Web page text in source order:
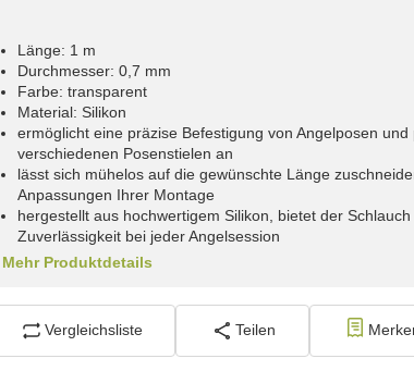
Länge: 1 m
Durchmesser: 0,7 mm
Farbe: transparent
Material: Silikon
ermöglicht eine präzise Befestigung von Angelposen
verschiedenen Posenstielen an
lässt sich mühelos auf die gewünschte Länge
Anpassungen Ihrer Montage
hergestellt aus hochwertigem Silikon, bietet der
Zuverlässigkeit bei jeder Angelsession
Mehr Produktdetails
Vergleichsliste Teilen